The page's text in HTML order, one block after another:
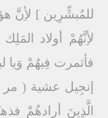
للمُبشِّرِين ] لأِنَّ
لأِنَّهُمْ أولاد
فأثمرت فِيهُمْ وَيا
الَّذِينَ أرادهُمْ